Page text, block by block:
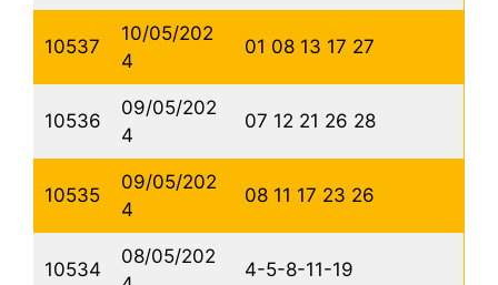
10537
10/05/202
4
01 08 13 17 27
10536
09/05/202
4
07 12 21 26 28
10535
09/05/202
4
08 11 17 23 26
10534
08/05/202
4-5-8-11-19